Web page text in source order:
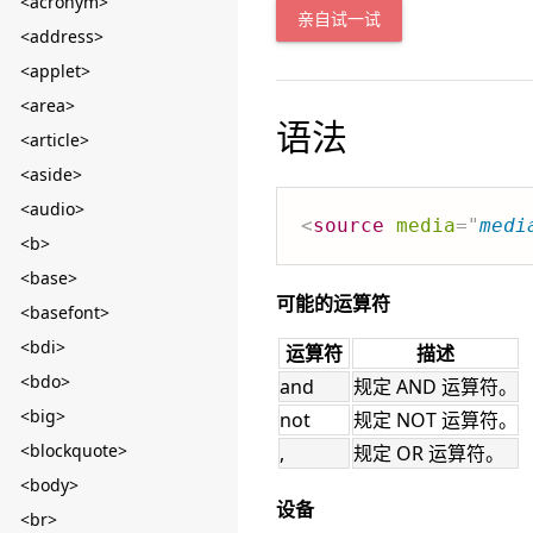
<address>
<applet>
<area>
<article>
<aside>
<audio>
<b>
<base>
<basefont>
<bdi>
<bdo>
<big>
<blockquote>
<body>
<br>
亲自试一试
语法
<source media="
可能的运算符
运算符
描述
and
规定 AND 运算符。
not
规定 NOT 运算符。
,
规定 OR 运算符。
设备